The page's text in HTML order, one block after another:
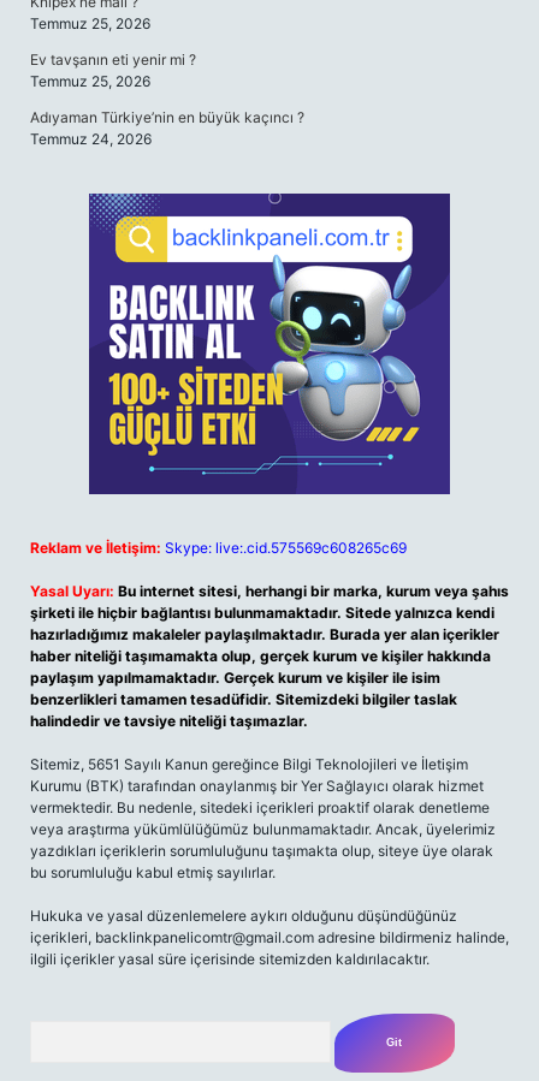
Temmuz 25, 2026
Ev tavşanın eti yenir mi ?
Temmuz 25, 2026
Adıyaman Türkiye’nin en büyük kaçıncı ?
Temmuz 24, 2026
Reklam ve İletişim: Skype: live:.cid.575569c608265c69
Yasal Uyarı: Bu internet sitesi, herhangi bir marka, kurum veya şahıs
şirketi ile hiçbir bağlantısı bulunmamaktadır. Sitede yalnızca kendi
hazırladığımız makaleler paylaşılmaktadır. Burada yer alan içerikler
haber niteliği taşımamakta olup, gerçek kurum ve kişiler hakkında
paylaşım yapılmamaktadır. Gerçek kurum ve kişiler ile isim
benzerlikleri tamamen tesadüfidir. Sitemizdeki bilgiler taslak
halindedir ve tavsiye niteliği taşımazlar.
Sitemiz, 5651 Sayılı Kanun gereğince Bilgi Teknolojileri ve İletişim
Kurumu (BTK) tarafından onaylanmış bir Yer Sağlayıcı olarak hizmet
vermektedir. Bu nedenle, sitedeki içerikleri proaktif olarak denetleme
veya araştırma yükümlülüğümüz bulunmamaktadır. Ancak, üyelerimiz
yazdıkları içeriklerin sorumluluğunu taşımakta olup, siteye üye olarak
bu sorumluluğu kabul etmiş sayılırlar.
Hukuka ve yasal düzenlemelere aykırı olduğunu düşündüğünüz
içerikleri, backlinkpanelicomtr@gmail.com adresine bildirmeniz halinde,
ilgili içerikler yasal süre içerisinde sitemizden kaldırılacaktır.